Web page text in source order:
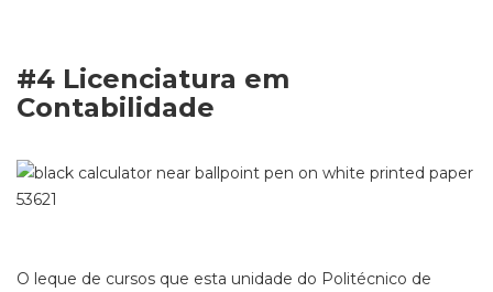
#4 Licenciatura em
Contabilidade
O leque de cursos que esta unidade do Politécnico de